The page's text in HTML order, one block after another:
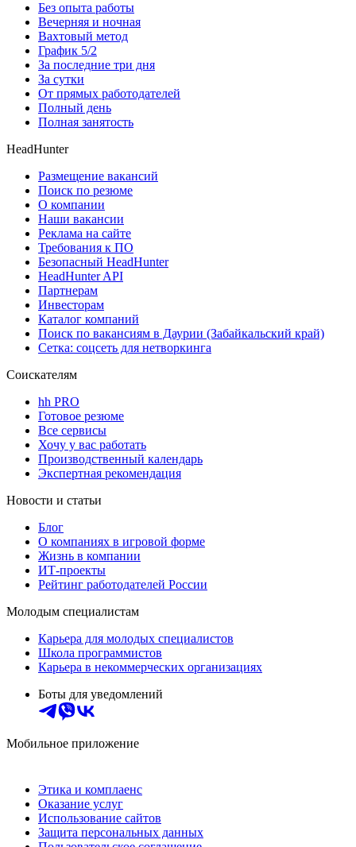
Без опыта работы
Вечерняя и ночная
Вахтовый метод
График 5/2
За последние три дня
За сутки
От прямых работодателей
Полный день
Полная занятость
HeadHunter
Размещение вакансий
Поиск по резюме
О компании
Наши вакансии
Реклама на сайте
Требования к ПО
Безопасный HeadHunter
HeadHunter API
Партнерам
Инвесторам
Каталог компаний
Поиск по вакансиям в Даурии (Забайкальский край)
Сетка: соцсеть для нетворкинга
Соискателям
hh PRO
Готовое резюме
Все сервисы
Хочу у вас работать
Производственный календарь
Экспертная рекомендация
Новости и статьи
Блог
О компаниях в игровой форме
Жизнь в компании
ИТ-проекты
Рейтинг работодателей России
Молодым специалистам
Карьера для молодых специалистов
Школа программистов
Карьера в некоммерческих организациях
Боты для уведомлений
Мобильное приложение
Этика и комплаенс
Оказание услуг
Использование сайтов
Защита персональных данных